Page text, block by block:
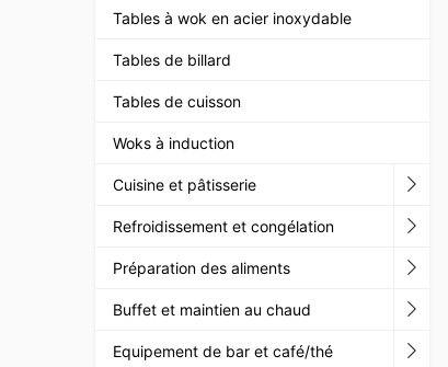
Tables à wok en acier inoxydable
Tables de billard
Tables de cuisson
Woks à induction
Cuisine et pâtisserie
Refroidissement et congélation
Préparation des aliments
Buffet et maintien au chaud
Equipement de bar et café/thé